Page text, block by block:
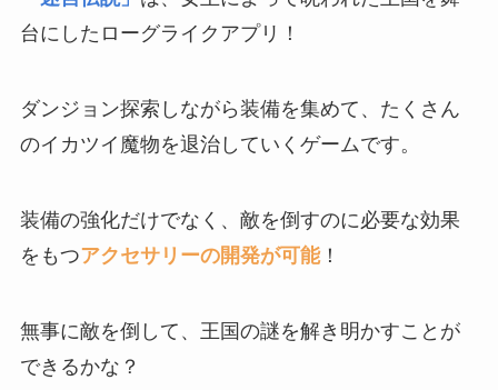
台にしたローグライクアプリ！
ダンジョン探索しながら装備を集めて、たくさん
のイカツイ魔物を退治していくゲームです。
装備の強化だけでなく、敵を倒すのに必要な効果
をもつアクセサリーの開発が可能！
無事に敵を倒して、王国の謎を解き明かすことが
できるかな？